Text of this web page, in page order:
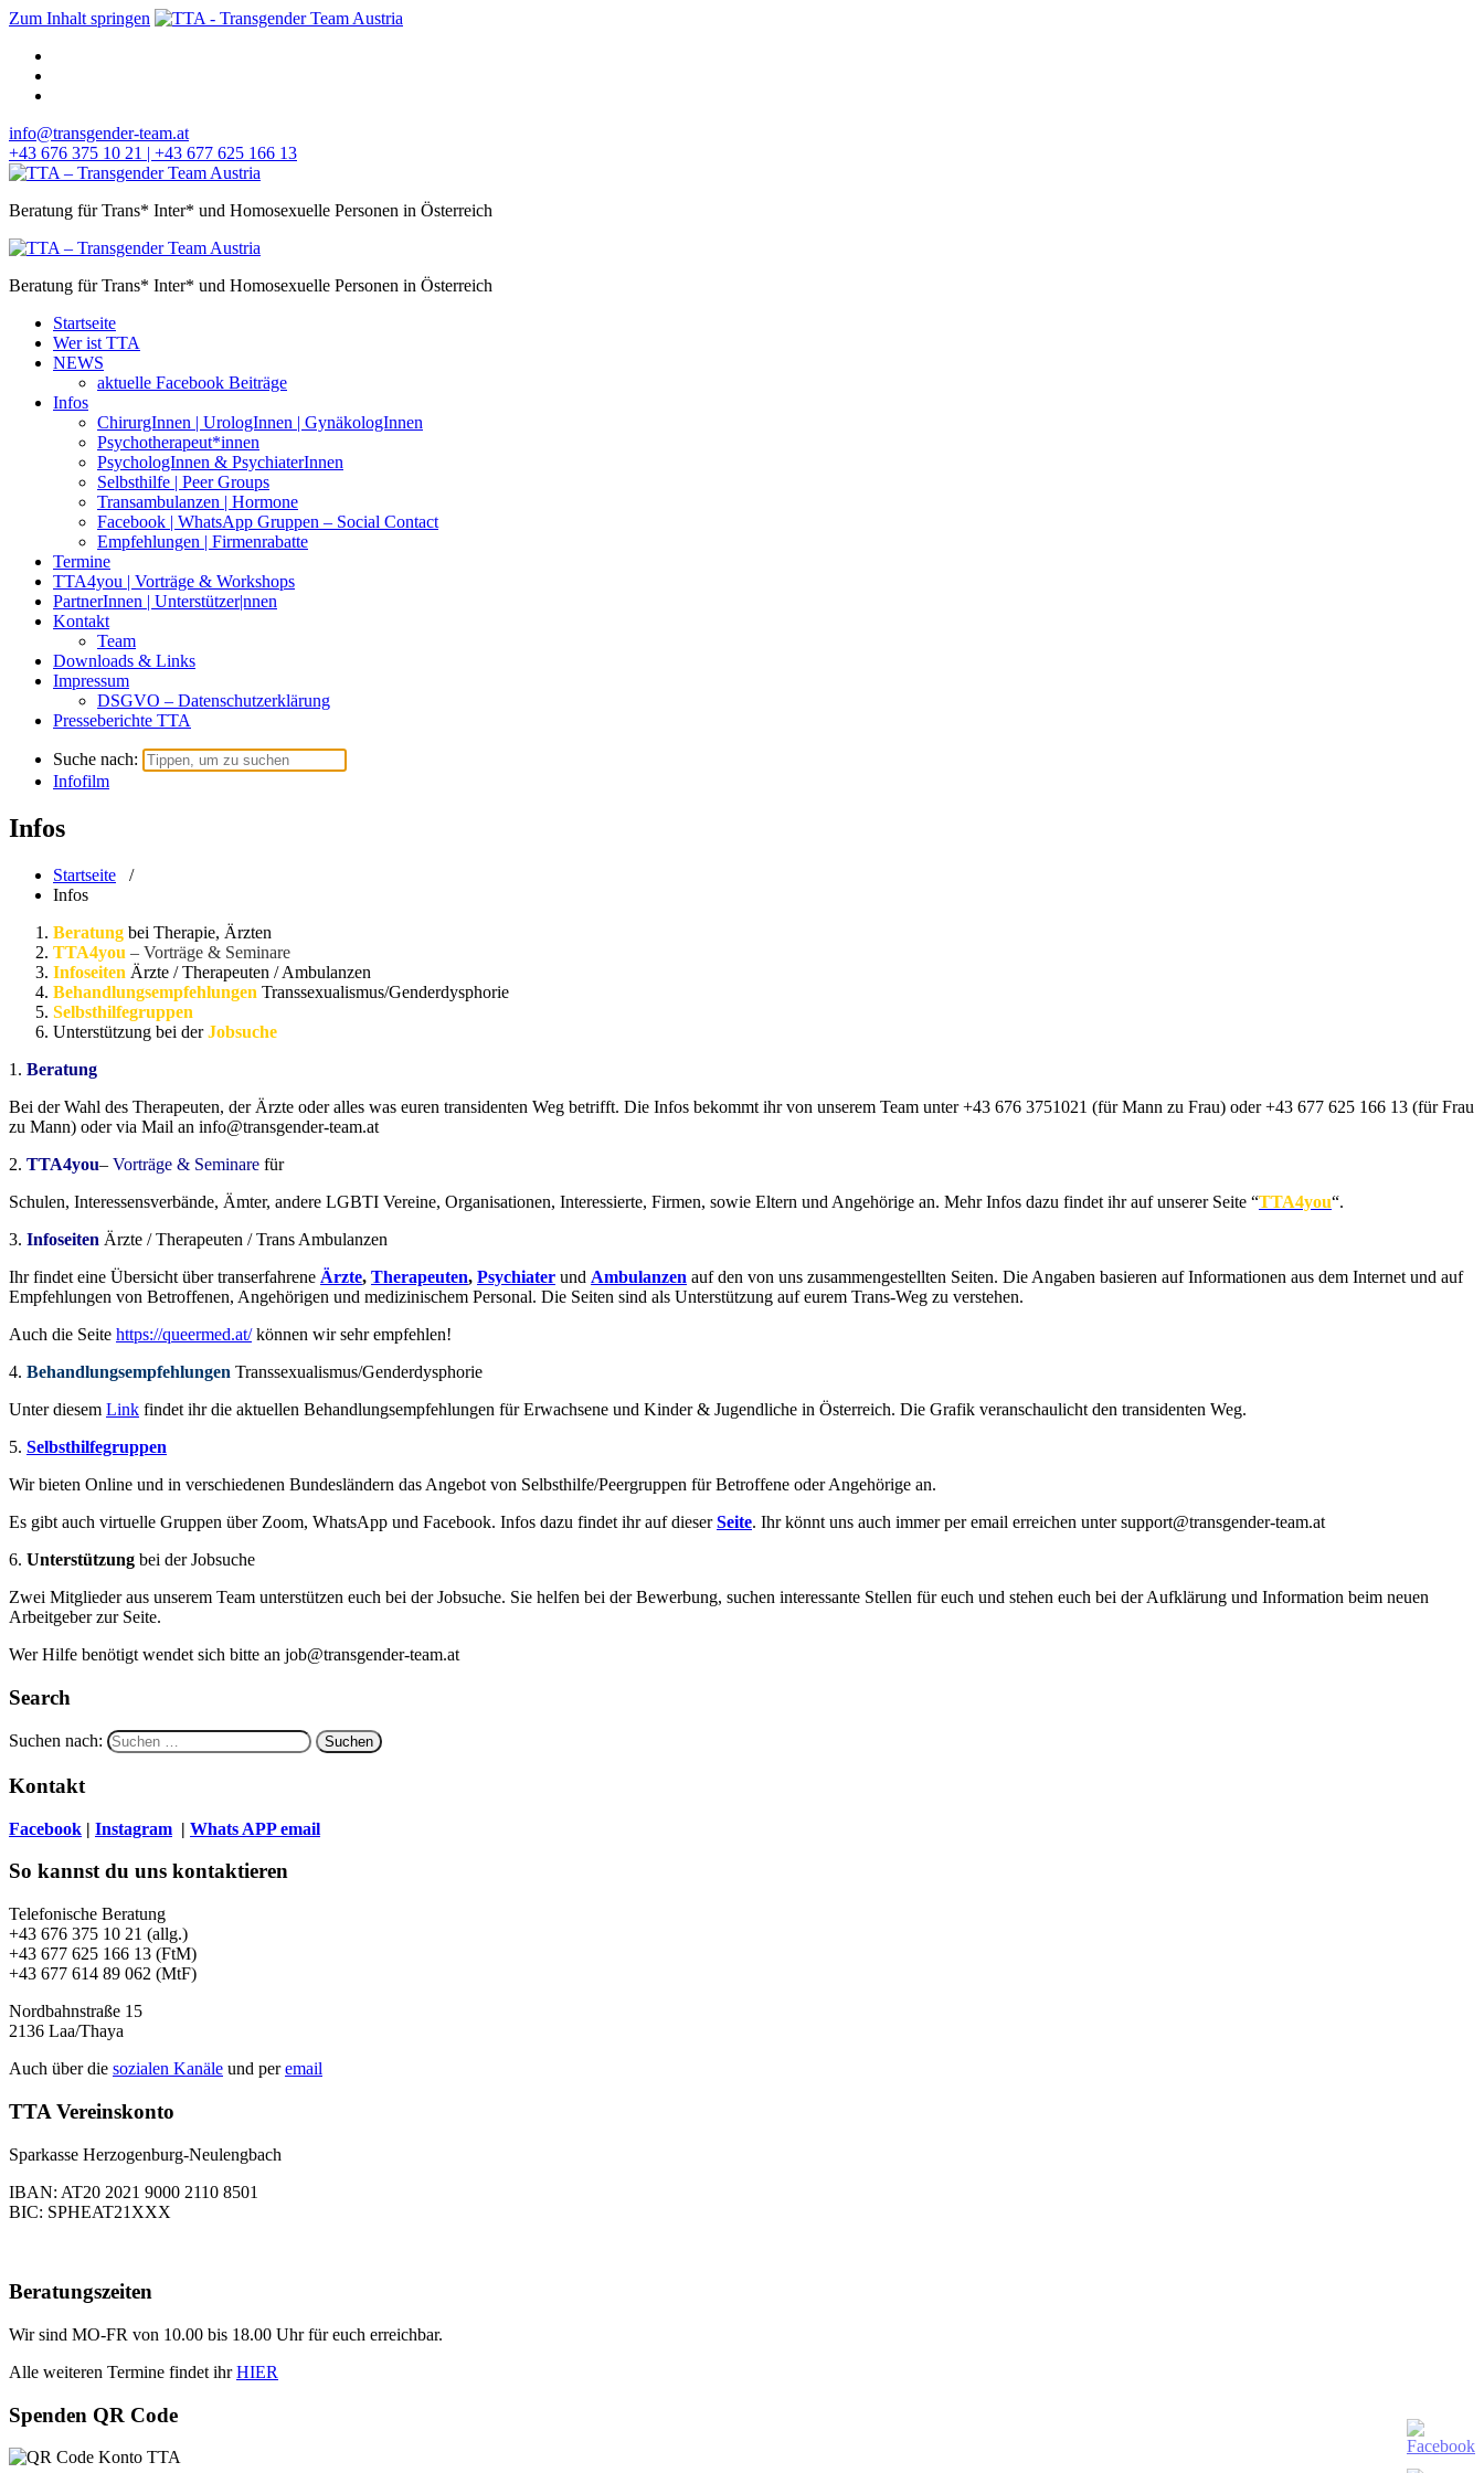
Zum Inhalt springen
info@transgender-team.at
+43 676 375 10 21 | +43 677 625 166 13
Beratung für Trans* Inter* und Homosexuelle Personen in Österreich
Beratung für Trans* Inter* und Homosexuelle Personen in Österreich
Startseite
Wer ist TTA
NEWS
aktuelle Facebook Beiträge
Infos
ChirurgInnen | UrologInnen | GynäkologInnen
Psychotherapeut*innen
PsychologInnen & PsychiaterInnen
Selbsthilfe | Peer Groups
Transambulanzen | Hormone
Facebook | WhatsApp Gruppen – Social Contact
Empfehlungen | Firmenrabatte
Termine
TTA4you | Vorträge & Workshops
PartnerInnen | Unterstützer|nnen
Kontakt
Team
Downloads & Links
Impressum
DSGVO – Datenschutzerklärung
Presseberichte TTA
Suche nach:
Infofilm
Infos
Startseite /
Infos
Beratung bei Therapie, Ärzten
TTA4you – Vorträge & Seminare
Infoseiten Ärzte / Therapeuten / Ambulanzen
Behandlungsempfehlungen Transsexualismus/Genderdysphorie
Selbsthilfegruppen
Unterstützung bei derJobsuche
1. Beratung
Bei der Wahl des Therapeuten, der Ärzte oder alles was euren transidenten Weg betrifft. Die Infos bekommt ihr von unserem Team unter +43 676 3751021 (für Mann zu Frau) oder +43 677 625 166 13 (für Frau
zu Mann) oder via Mail an info@transgender-team.at
2. TTA4you– Vorträge & Seminare für
Schulen, Interessensverbände, Ämter, andere LGBTI Vereine, Organisationen, Interessierte, Firmen, sowie Eltern und Angehörige an. Mehr Infos dazu findet ihr auf unserer Seite “TTA4you“.
3. Infoseiten Ärzte / Therapeuten / Trans Ambulanzen
Ihr findet eine Übersicht über transerfahrene Ärzte, Therapeuten, Psychiater und Ambulanzen auf den von uns zusammengestellten Seiten. Die Angaben basieren auf Informationen aus dem Internet und auf
Empfehlungen von Betroffenen, Angehörigen und medizinischem Personal. Die Seiten sind als Unterstützung auf eurem Trans-Weg zu verstehen.
Auch die Seite https://queermed.at/können wir sehr empfehlen!
4. Behandlungsempfehlungen Transsexualismus/Genderdysphorie
Unter diesem Link findet ihr die aktuellen Behandlungsempfehlungen für Erwachsene und Kinder & Jugendliche in Österreich. Die Grafik veranschaulicht den transidenten Weg.
5. Selbsthilfegruppen
Wir bieten Online und in verschiedenen Bundesländern das Angebot von Selbsthilfe/Peergruppen für Betroffene oder Angehörige an.
Es gibt auch virtuelle Gruppen über Zoom, WhatsApp und Facebook. Infos dazu findet ihr auf dieserSeite. Ihr könnt uns auch immer per email erreichen unter support@transgender-team.at
6. Unterstützung bei der Jobsuche
Zwei Mitglieder aus unserem Team unterstützen euch bei der Jobsuche. Sie helfen bei der Bewerbung, suchen interessante Stellen für euch und stehen euch bei der Aufklärung und Information beim neuen
Arbeitgeber zur Seite.
Wer Hilfe benötigt wendet sich bitte an job@transgender-team.at
Search
Suchen nach:
Kontakt
Facebook | Instagram | Whats APPemail
So kannst du uns kontaktieren
Telefonische Beratung
+43 676 375 10 21 (allg.)
+43 677 625 166 13 (FtM)
+43 677 614 89 062 (MtF)
Nordbahnstraße 15
2136 Laa/Thaya
Auch über die sozialen Kanäle und peremail
TTA Vereinskonto
Sparkasse Herzogenburg-Neulengbach
IBAN: AT20 2021 9000 2110 8501
BIC: SPHEAT21XXX
Beratungszeiten
Wir sind MO-FR von 10.00 bis 18.00 Uhr für euch erreichbar.
Alle weiteren Termine findet ihrHIER
Spenden QR Code